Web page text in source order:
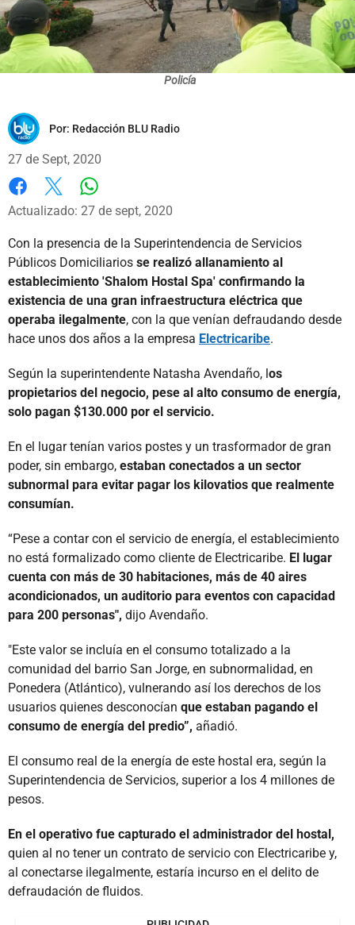
Policía
Por: Redacción BLU Radio
27 de Sept, 2020
Facebook
X
Actualizado: 27 de sept, 2020
Con la presencia de la Superintendencia de Servicios
Públicos Domiciliarios se realizó allanamiento al
establecimiento 'Shalom Hostal Spa' confirmando la
existencia de una gran infraestructura eléctrica que
operaba ilegalmente, con la que venían defraudando desde
hace unos dos años a la empresa Electricaribe.
Según la superintendente Natasha Avendaño, los
propietarios del negocio, pese al alto consumo de energía,
solo pagan $130.000 por el servicio.
En el lugar tenían varios postes y un trasformador de gran
poder, sin embargo, estaban conectados a un sector
subnormal para evitar pagar los kilovatios que realmente
consumían.
“Pese a contar con el servicio de energía, el establecimiento
no está formalizado como cliente de Electricaribe. El lugar
cuenta con más de 30 habitaciones, más de 40 aires
acondicionados, un auditorio para eventos con capacidad
para 200 personas", dijo Avendaño.
"Este valor se incluía en el consumo totalizado a la
comunidad del barrio San Jorge, en subnormalidad, en
Ponedera (Atlántico), vulnerando así los derechos de los
usuarios quienes desconocían que estaban pagando el
consumo de energía del predio”, añadió.
El consumo real de la energía de este hostal era, según la
Superintendencia de Servicios, superior a los 4 millones de
pesos.
En el operativo fue capturado el administrador del hostal,
quien al no tener un contrato de servicio con Electricaribe y,
al conectarse ilegalmente, estaría incurso en el delito de
defraudación de fluidos.